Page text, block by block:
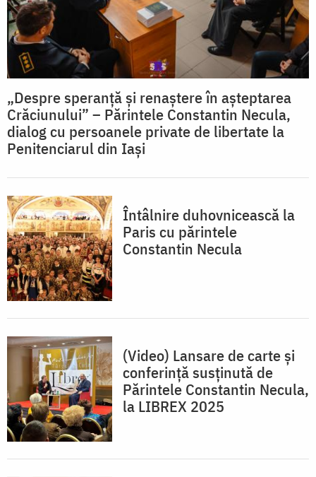
„Despre speranță și renaștere în așteptarea
Crăciunului” – Părintele Constantin Necula,
dialog cu persoanele private de libertate la
Penitenciarul din Iași
Întâlnire duhovnicească la
Paris cu părintele
Constantin Necula
(Video) Lansare de carte și
conferință susținută de
Părintele Constantin Necula,
la LIBREX 2025